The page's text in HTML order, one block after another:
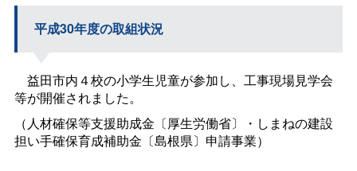
平成30年度の取組状況
益田市内４校の小学生児童が参加し、工事現場見学会
等が開催されました。
（人材確保等支援助成金〔厚生労働省〕・しまねの建設
担い手確保育成補助金〔島根県〕申請事業）